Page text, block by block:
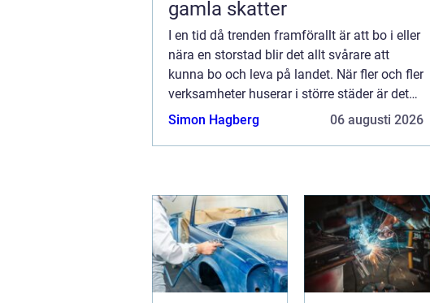
gamla skatter
I en tid då trenden framförallt är att bo i eller
nära en storstad blir det allt svårare att
kunna bo och leva på landet. När fler och fler
verksamheter huserar i större städer är det
inte så...
Simon Hagberg 06 augusti 2026